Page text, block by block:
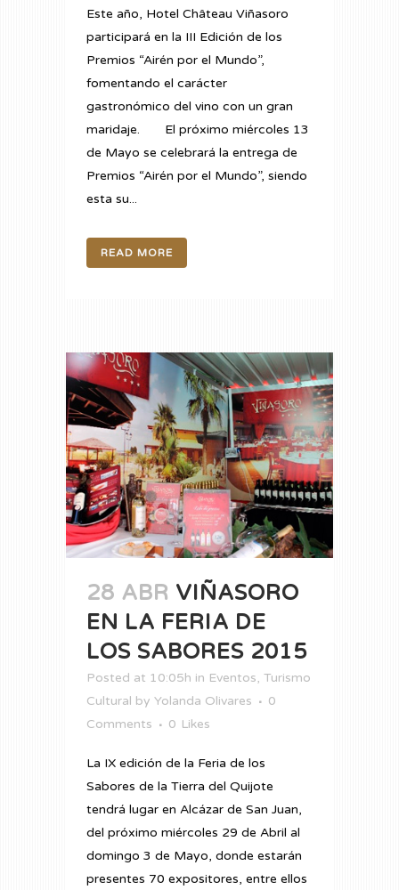
Este año, Hotel Château Viñasoro
participará en la III Edición de los
Premios “Airén por el Mundo”,
fomentando el carácter
gastronómico del vino con un gran
maridaje. El próximo miércoles 13
de Mayo se celebrará la entrega de
Premios “Airén por el Mundo”, siendo
esta su...
READ MORE
28 ABR VIÑASORO
EN LA FERIA DE
LOS SABORES 2015
Posted at 10:05h in Eventos, Turismo
Cultural by Yolanda Olivares
0
Comments
0 Likes
La IX edición de la Feria de los
Sabores de la Tierra del Quijote
tendrá lugar en Alcázar de San Juan,
del próximo miércoles 29 de Abril al
domingo 3 de Mayo, donde estarán
presentes 70 expositores, entre ellos